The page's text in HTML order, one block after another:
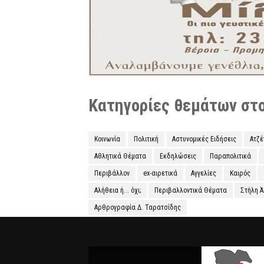
Κατηγορίες θεμάτων
Κοινωνία Πολιτική Αστυνομικές Ειδήσεις
Αθλητικά Θέματα Εκδηλώσεις Παραπολιτικά
Περιβάλλον ex-αιρετικά Αγγελίες Καιρός
Αλήθεια ή... όχι; Περιβαλλοντικά Θέματα Στήλη
Αρθρογραφία Δ. Ταρατσίδης